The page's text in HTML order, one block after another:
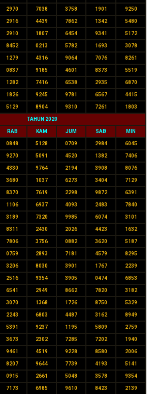
2970 7038 3758 1901 9250
2916 4439 7862 1342 5480
2910 1807 6454 9341 5172
8452 0213 5782 1693 3078
1279 4316 9064 7076 8261
0837 9185 4601 8373 5519
1282 7416 6538 2935 6870
1826 9245 9781 6567 4415
5129 8904 9310 7261 1803
TAHUN 2020
RAB KAM JUM SAB MIN
0848 5128 0709 2984 6045
9270 5091 4520 1382 7406
4330 9764 2194 3908 8076
3680 1037 6273 3404 7129
8370 7619 2298 9872 6391
1106 6937 4093 2483 7840
3189 7320 9985 6074 3101
8311 2430 2026 4423 1632
7806 3756 0882 3620 5187
0759 2893 7181 4579 8295
3206 8030 3901 1767 2239
2516 9354 3905 0474 6853
6541 2949 8662 7820 3182
3070 1368 1726 8750 5329
2243 6803 4487 3162 8949
5391 9237 1195 5809 2759
3673 2302 7285 7202 1940
9461 4519 9228 8580 2006
8207 9644 7739 4193 5141
0915 2661 5048 3578 9354
7173 6985 9610 8423 2139